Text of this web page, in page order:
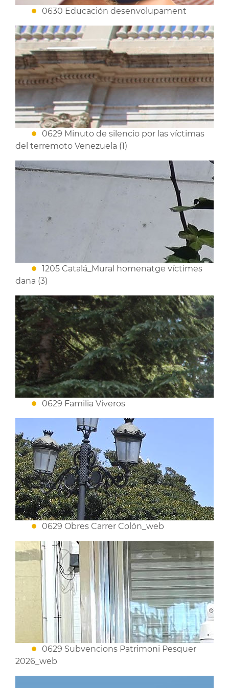
0630 Educación desenvolupament
0629 Minuto de silencio por las víctimas
del terremoto Venezuela (1)
1205 Catalá_Mural homenatge víctimes
dana (3)
0629 Familia Viveros
0629 Obres Carrer Colón_web
0629 Subvencions Patrimoni Pesquer
2026_web